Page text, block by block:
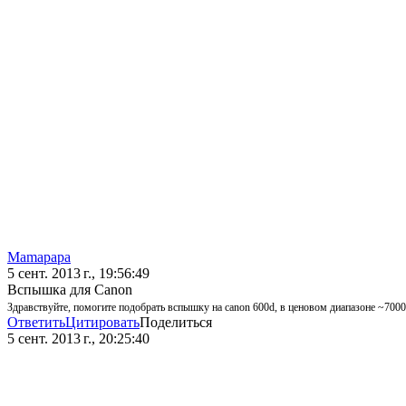
Mamapapa
5 сент. 2013 г., 19:56:49
Вспышка для Canon
Здравствуйте, помогите подобрать вспышку на canon 600d, в ценовом диапазоне
ОтветитьЦитироватьПоделиться
5 сент. 2013 г., 20:25:40